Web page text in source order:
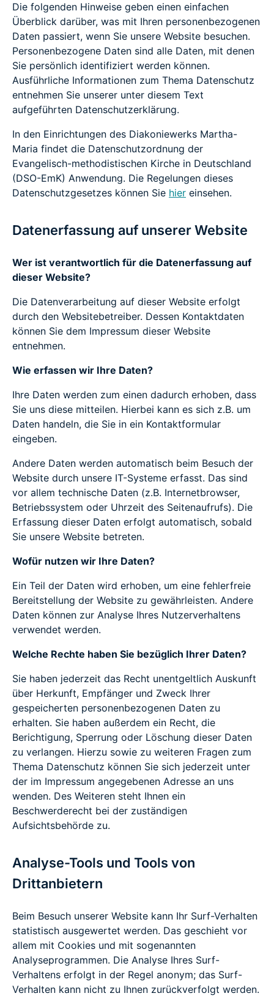
Die folgenden Hinweise geben einen einfachen
Überblick darüber, was mit Ihren personenbezogenen
Daten passiert, wenn Sie unsere Website besuchen.
Personenbezogene Daten sind alle Daten, mit denen
Sie persönlich identifiziert werden können.
Ausführliche Informationen zum Thema Datenschutz
entnehmen Sie unserer unter diesem Text
aufgeführten Datenschutzerklärung.
In den Einrichtungen des Diakoniewerks Martha-
Maria findet die Datenschutzordnung der
Evangelisch-methodistischen Kirche in Deutschland
(DSO-EmK) Anwendung. Die Regelungen dieses
Datenschutzgesetzes können Sie hier einsehen.
Datenerfassung auf unserer Website
Wer ist verantwortlich für die Datenerfassung auf
dieser Website?
Die Datenverarbeitung auf dieser Website erfolgt
durch den Websitebetreiber. Dessen Kontaktdaten
können Sie dem Impressum dieser Website
entnehmen.
Wie erfassen wir Ihre Daten?
Ihre Daten werden zum einen dadurch erhoben, dass
Sie uns diese mitteilen. Hierbei kann es sich z.B. um
Daten handeln, die Sie in ein Kontaktformular
eingeben.
Andere Daten werden automatisch beim Besuch der
Website durch unsere IT-Systeme erfasst. Das sind
vor allem technische Daten (z.B. Internetbrowser,
Betriebssystem oder Uhrzeit des Seitenaufrufs). Die
Erfassung dieser Daten erfolgt automatisch, sobald
Sie unsere Website betreten.
Wofür nutzen wir Ihre Daten?
Ein Teil der Daten wird erhoben, um eine fehlerfreie
Bereitstellung der Website zu gewährleisten. Andere
Daten können zur Analyse Ihres Nutzerverhaltens
verwendet werden.
Welche Rechte haben Sie bezüglich Ihrer Daten?
Sie haben jederzeit das Recht unentgeltlich Auskunft
über Herkunft, Empfänger und Zweck Ihrer
gespeicherten personenbezogenen Daten zu
erhalten. Sie haben außerdem ein Recht, die
Berichtigung, Sperrung oder Löschung dieser Daten
zu verlangen. Hierzu sowie zu weiteren Fragen zum
Thema Datenschutz können Sie sich jederzeit unter
der im Impressum angegebenen Adresse an uns
wenden. Des Weiteren steht Ihnen ein
Beschwerderecht bei der zuständigen
Aufsichtsbehörde zu.
Analyse-Tools und Tools von
Drittanbietern
Beim Besuch unserer Website kann Ihr Surf-Verhalten
statistisch ausgewertet werden. Das geschieht vor
allem mit Cookies und mit sogenannten
Analyseprogrammen. Die Analyse Ihres Surf-
Verhaltens erfolgt in der Regel anonym; das Surf-
Verhalten kann nicht zu Ihnen zurückverfolgt werden.